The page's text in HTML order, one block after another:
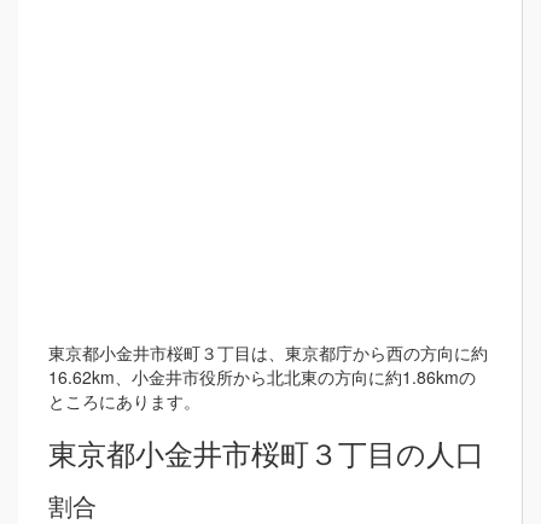
東京都小金井市桜町３丁目は、東京都庁から西の方向に約
16.62km、小金井市役所から北北東の方向に約1.86kmの
ところにあります。
東京都小金井市桜町３丁目の人口
割合